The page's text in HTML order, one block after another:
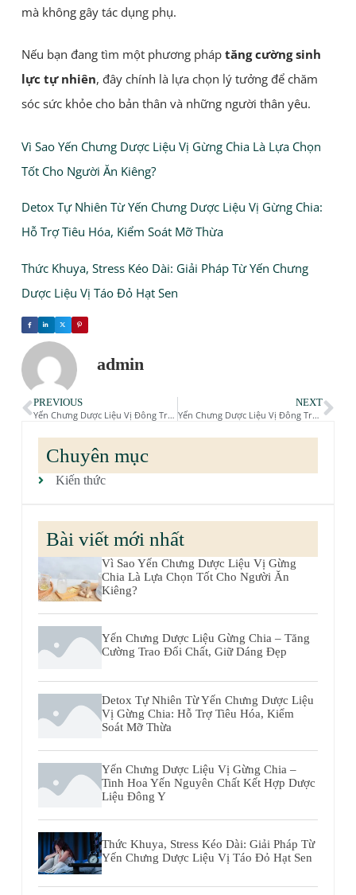
mà không gây tác dụng phụ.
Nếu bạn đang tìm một phương pháp tăng cường sinh
lực tự nhiên, đây chính là lựa chọn lý tưởng để chăm
sóc sức khỏe cho bản thân và những người thân yêu.
Vì Sao Yến Chưng Dược Liệu Vị Gừng Chia Là Lựa Chọn
Tốt Cho Người Ăn Kiêng?
Detox Tự Nhiên Từ Yến Chưng Dược Liệu Vị Gừng Chia:
Hỗ Trợ Tiêu Hóa, Kiểm Soát Mỡ Thừa
Thức Khuya, Stress Kéo Dài: Giải Pháp Từ Yến Chưng
Dược Liệu Vị Táo Đỏ Hạt Sen
admin
PREVIOUS
Yến Chưng Dược Liệu Vị Đông Trùng Hạ Thảo Tam Hỷ – Dinh Dưỡng Thượng Hạng Từ Yến Và Dược Liệu Đông Y
NEXT
Yến Chưng Dược Liệu Vị Đông Trùng Hạ Thảo – Bí Quyết Tăng Cường Hệ Miễn Dịch, Chống Lão Hóa
Chuyên mục
Kiến thức
Bài viết mới nhất
Vì Sao Yến Chưng Dược Liệu Vị Gừng
Chia Là Lựa Chọn Tốt Cho Người Ăn
Kiêng?
Yến Chưng Dược Liệu Gừng Chia – Tăng
Cường Trao Đổi Chất, Giữ Dáng Đẹp
Detox Tự Nhiên Từ Yến Chưng Dược Liệu
Vị Gừng Chia: Hỗ Trợ Tiêu Hóa, Kiểm
Soát Mỡ Thừa
Yến Chưng Dược Liệu Vị Gừng Chia –
Tinh Hoa Yến Nguyên Chất Kết Hợp Dược
Liệu Đông Y
Thức Khuya, Stress Kéo Dài: Giải Pháp Từ
Yến Chưng Dược Liệu Vị Táo Đỏ Hạt Sen